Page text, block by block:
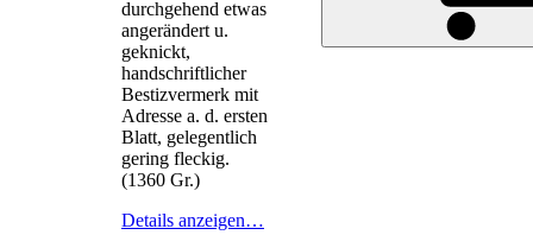
durchgehend etwas
angerändert u.
geknickt,
handschriftlicher
Bestizvermerk mit
Adresse a. d. ersten
Blatt, gelegentlich
gering fleckig.
(1360 Gr.)
Details anzeigen…